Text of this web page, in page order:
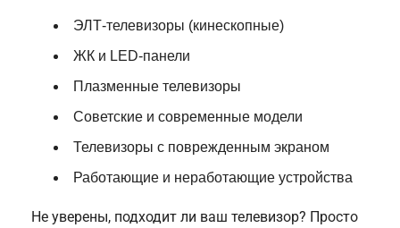
ЭЛТ-телевизоры (кинескопные)
ЖК и LED-панели
Плазменные телевизоры
Советские и современные модели
Телевизоры с поврежденным экраном
Работающие и неработающие устройства
Не уверены, подходит ли ваш телевизор? Просто